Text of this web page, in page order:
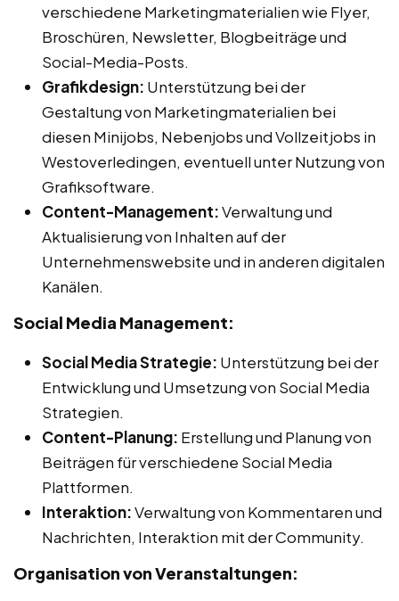
verschiedene Marketingmaterialien wie Flyer,
Broschüren, Newsletter, Blogbeiträge und
Social-Media-Posts.
Grafikdesign: Unterstützung bei der
Gestaltung von Marketingmaterialien bei
diesen Minijobs, Nebenjobs und Vollzeitjobs in
Westoverledingen, eventuell unter Nutzung von
Grafiksoftware.
Content-Management:Verwaltung und
Aktualisierung von Inhalten auf der
Unternehmenswebsite und in anderen digitalen
Kanälen.
Social Media Management:
Social Media Strategie: Unterstützung bei der
Entwicklung und Umsetzung von Social Media
Strategien.
Content-Planung: Erstellung und Planung von
Beiträgen für verschiedene Social Media
Plattformen.
Interaktion:Verwaltung von Kommentaren und
Nachrichten, Interaktion mit der Community.
Organisation von Veranstaltungen: